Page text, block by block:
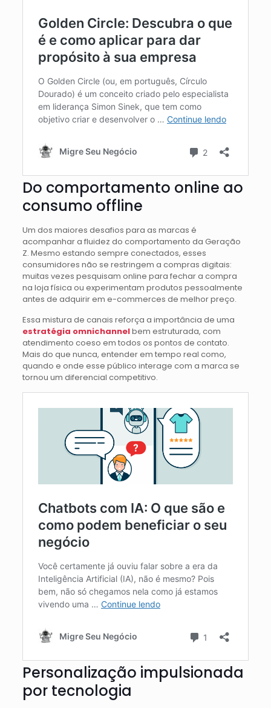
Do comportamento online ao
consumo offline
Um dos maiores desafios para as marcas é
acompanhar a fluidez do comportamento da Geração
Z. Mesmo estando sempre conectados, esses
consumidores não se restringem a compras digitais:
muitas vezes pesquisam online para fechar a compra
na loja física ou experimentam produtos pessoalmente
antes de adquirir em e-commerces de melhor preço.
Essa mistura de canais reforça a importância de uma
estratégia omnichannelbem estruturada, com
atendimento coeso em todos os pontos de contato.
Mais do que nunca, entender em tempo real como,
quando e onde esse público interage com a marca se
tornou um diferencial competitivo.
Personalização impulsionada
por tecnologia